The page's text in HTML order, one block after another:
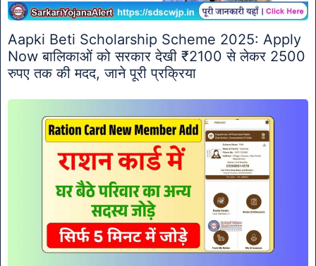
Aapki Beti Scholarship Scheme 2025: Apply
Now बालिकाओं को सरकार देखी ₹2100 से लेकर 2500
रुपए तक की मदद, जाने पूरी प्रक्रिया